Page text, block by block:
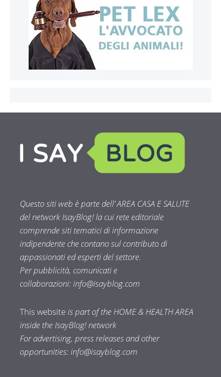
Questo siti web è parte dell’ AREA CASA E SALUTE
del network IsayBlog! la cui rete editoriale
comprende siti tematici di informazione
indipendente che contano sul contributo di
appassionati ed esperti del settore.
Per pubblicità, comunicati e
collaborazioni:info@isayblog.com
This websiteis part of the HOME & HEALTH AREA
inside the IsayBlog! network
For advertising, press releases and other
opportunities:info@isayblog.com